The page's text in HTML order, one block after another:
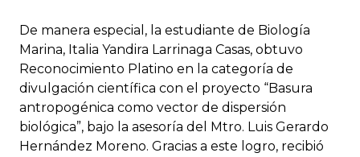
De manera especial, la estudiante de Biología
Marina, Italia Yandira Larrinaga Casas, obtuvo
Reconocimiento Platino en la categoría de
divulgación científica con el proyecto “Basura
antropogénica como vector de dispersión
biológica”, bajo la asesoría del Mtro. Luis Gerardo
Hernández Moreno. Gracias a este logro, recibió